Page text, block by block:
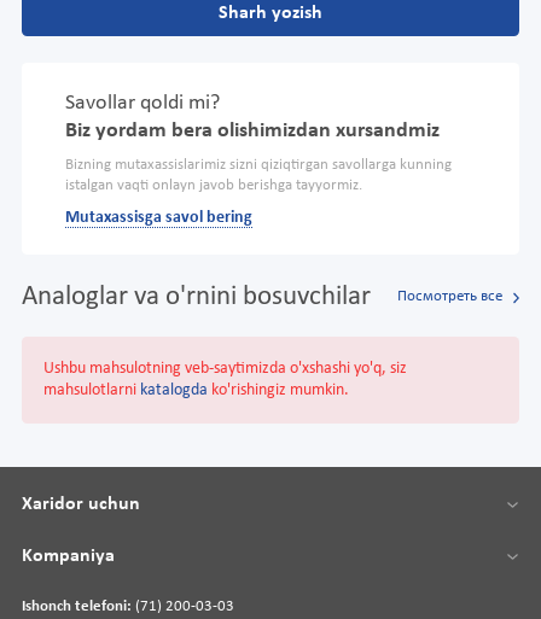
Sharh yozish
Savollar qoldi mi?
Biz yordam bera olishimizdan xursandmiz
Bizning mutaxassislarimiz sizni qiziqtirgan savollarga kunning
istalgan vaqti onlayn javob berishga tayyormiz.
Mutaxassisga savol bering
Analoglar va o'rnini bosuvchilar Посмотреть все
Ushbu mahsulotning veb-saytimizda o'xshashi yo'q, siz
mahsulotlarni katalogda ko'rishingiz mumkin.
Ishonch telefoni: (71) 200-03-03
Xaridor uchun
Kompaniya